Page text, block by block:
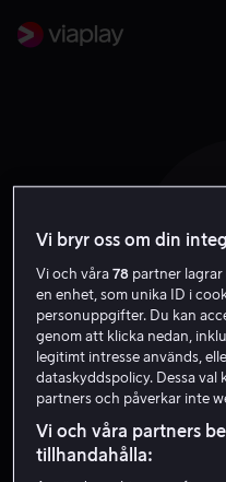
Vi bryr oss om din
Vi och våra78 partner
en enhet, som unika ID i
personuppgifter. Du kan
genom att klicka nedan,
legitimt intresse används,
dataskyddspolicy. Dessa val
partners och påverkar inte
Vi och våra partners
tillhandahålla: